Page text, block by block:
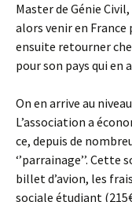
Master de Génie
alors venir en France
ensuite retourner
pour son pays qui en
On en arrive au
L’association a
ce, depuis de
‘’parrainage’’.
billet d’avion, les
sociale étudiant